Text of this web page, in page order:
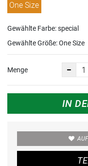
One Size
Gewählte Farbe: special
Gewählte Größe:One Size
Menge
IN